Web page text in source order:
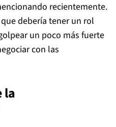
recientemente.
debería tener un rol
un poco más fuerte
con las
la